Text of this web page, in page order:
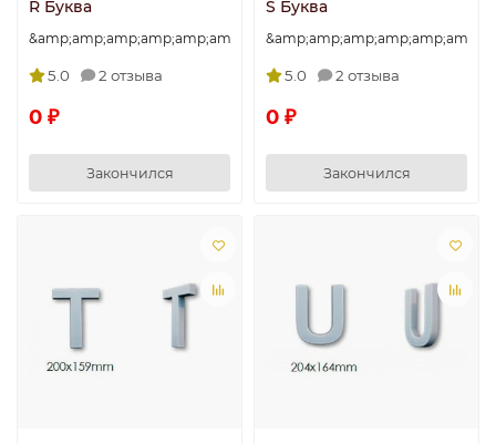
R Буква
5.0 2 отзыва
0 ₽
Закончился
S Буква
5.0 2 отзыва
0 ₽
Закончился